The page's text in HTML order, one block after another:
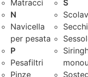
Matracci
N
Navicella
per pesata
P
Pesafiltri
Pinze
S
Secchi